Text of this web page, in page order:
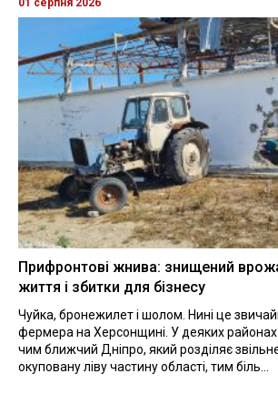
01 серпня 2026
Прифронтові жнива: знищений
життя і збитки для бізнесу
Чуйка, бронежилет і шолом. Нині це
фермера на Херсонщині. У деяких районах
чим ближчий Дніпро, який розділяє
окуповану ліву частину області, тим біль...